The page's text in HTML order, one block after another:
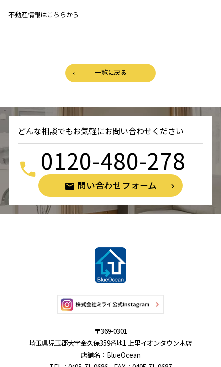
不動産情報はこちらから
一覧に戻る
どんな相談でもお気軽にお問い合わせください
0120-480-278
問い合わせフォーム
〒369-0301
埼玉県児玉郡大字金久保359番地1 上里イオンタウン本店
店舗名：BlueOcean